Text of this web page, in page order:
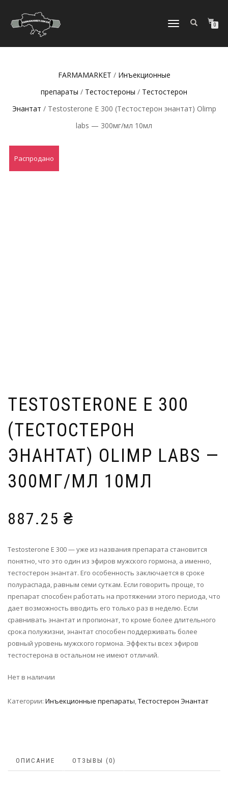
ПЕРЕКЛЮЧИТЬ
0
FARMAMARKET / Инъeкциoнныe
препараты / Тестостероны / Тестостерон
Энантат / Testosterone E 300 (Тестостерон энантат) Olimp
labs — 300мг/мл 10мл
Распродано
TESTOSTERONE E 300
(ТЕСТОСТЕРОН
ЭНАНТАТ) OLIMP LABS —
300МГ/МЛ 10МЛ
887.25 ₴
Testosterone E 300 — уже из названия препарата становится
понятно, что это один из эфиров мужского гормона, а именно,
тестостерон энантат. Его особенность заключается в сроке
полураспада, равным семи суткам. Если говорить проще, то
препарат способен работать на протяжении этого периода, что
дает возможность вводить его только раз в неделю. Если
сравнивать энантат и пропионат, то кроме более длительного
срока полужизни, энантат способен поддерживать более
ровный уровень мужского гормона. Эффекты всех эфиров
тестостерона в остальном не имеют отличий.
Нет в наличии
Категории: Инъeкциoнныe препараты,Тестостерон Энантат
ОПИСАНИЕ ОТЗЫВЫ (0)